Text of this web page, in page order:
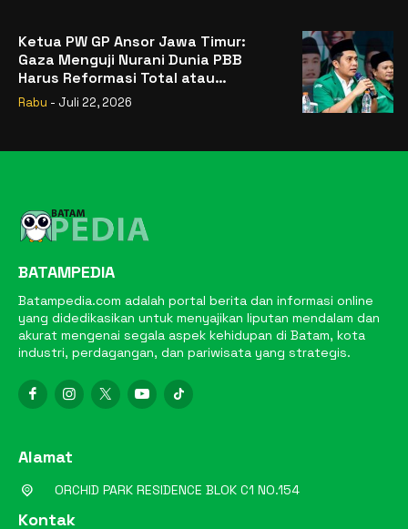
Ketua PW GP Ansor Jawa Timur:
Gaza Menguji Nurani Dunia PBB
Harus Reformasi Total atau
Kehilangan Legitimasi
Rabu - Juli 22, 2026
BATAMPEDIA
Batampedia.com adalah portal berita dan informasi online
yang didedikasikan untuk menyajikan liputan mendalam dan
akurat mengenai segala aspek kehidupan di Batam, kota
industri, perdagangan, dan pariwisata yang strategis.
Alamat
ORCHID PARK RESIDENCE BLOK C1 NO.154
Kontak